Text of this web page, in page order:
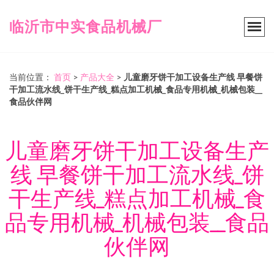
临沂市中实食品机械厂
当前位置： 首页 > 产品大全 > 儿童磨牙饼干加工设备生产线 早餐饼
干加工流水线_饼干生产线_糕点加工机械_食品专用机械_机械包装__
食品伙伴网
儿童磨牙饼干加工设备生产
线 早餐饼干加工流水线_饼
干生产线_糕点加工机械_食
品专用机械_机械包装__食品
伙伴网